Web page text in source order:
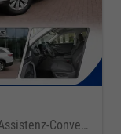
Selection 1.5 eTSI AHK 13"Navi 19"Alu Assistenz-Convenience-WinterP